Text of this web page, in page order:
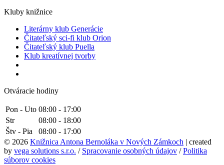
Kluby knižnice
Literárny klub Generácie
Čitateľský sci-fi klub Orion
Čitateľský klub Puella
Klub kreatívnej tvorby
Otváracie hodiny
Pon - Uto 08:00 - 17:00
Str
08:00 - 18:00
Štv - Pia
08:00 - 17:00
© 2026 Knižnica Antona Bernoláka v Nových Zámkoch | created
by vega solutions s.r.o. / Spracovanie osobných údajov /Politika
súborov cookies